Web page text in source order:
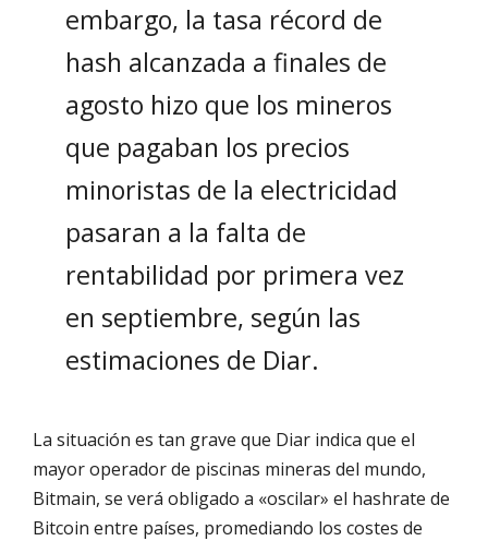
embargo, la tasa récord de
hash alcanzada a finales de
agosto hizo que los mineros
que pagaban los precios
minoristas de la electricidad
pasaran a la falta de
rentabilidad por primera vez
en septiembre, según las
estimaciones de Diar.
La situación es tan grave que Diar indica que el
mayor operador de piscinas mineras del mundo,
Bitmain, se verá obligado a «oscilar» el hashrate de
Bitcoin entre países, promediando los costes de